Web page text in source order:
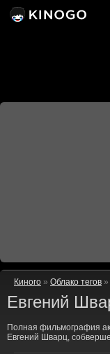
Киного » Облако тегов »
Евгений
Полная фильмография
Евгений Шварц,